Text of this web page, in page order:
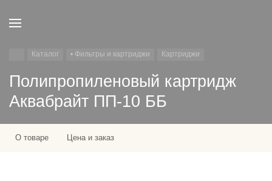
Каталог • Фильтры и картриджи Картриджи
Полипропиленовый картридж
Аквабрайт ПП-10 ББ
О товаре Цена и заказ